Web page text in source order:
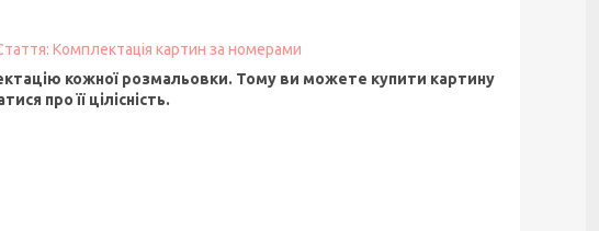
Комплектація картин за номерами
кожної розмальовки. Тому ви можете купити картину
про її цілісність.